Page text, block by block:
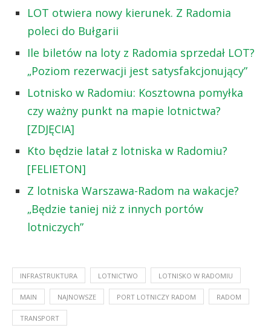
LOT otwiera nowy kierunek. Z Radomia
poleci do Bułgarii
Ile biletów na loty z Radomia sprzedał LOT?
„Poziom rezerwacji jest satysfakcjonujący”
Lotnisko w Radomiu: Kosztowna pomyłka
czy ważny punkt na mapie lotnictwa?
[ZDJĘCIA]
Kto będzie latał z lotniska w Radomiu?
[FELIETON]
Z lotniska Warszawa-Radom na wakacje?
„Będzie taniej niż z innych portów
lotniczych”
INFRASTRUKTURA LOTNICTWO LOTNISKO W RADOMIU
MAIN NAJNOWSZE PORT LOTNICZY RADOM RADOM
TRANSPORT